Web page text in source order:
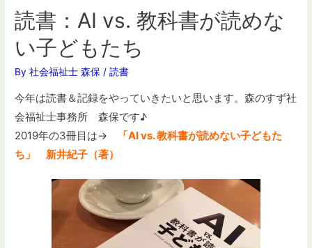
ー
読書：AI vs. 教科書が読めな
い子どもたち
By社会福祉士 森保 /読書
今年は読書＆記録をやっていきたいと思います。森のすず社
会福祉士事務所 森保です♪
2019年の3冊目は→
「AI vs. 教科書が読めない子どもた
ち」 新井紀子（著）